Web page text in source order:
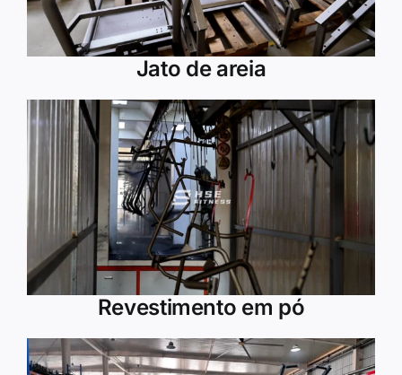
Jato de areia
Revestimento em pó